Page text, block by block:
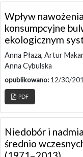
Wpływ
konsumpcyjne
ekologicznym
Anna Płaza, Artur
Anna Cybulska
opublikowano: 12/30/
PDF
Niedobór i
średnio